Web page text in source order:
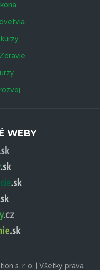
WEBY
s. r. o. | Všetky práva